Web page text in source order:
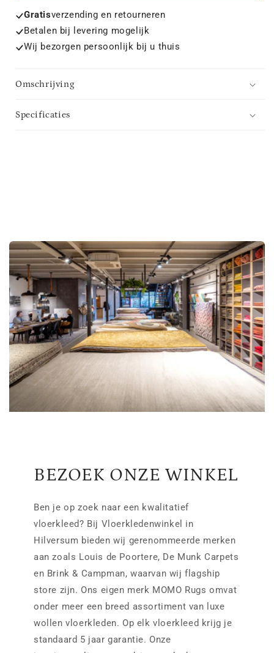
Gratisverzending en retourneren
Betalen bij levering mogelijk
Wij bezorgen persoonlijk bij u thuis
Omschrijving
Specificaties
BEZOEK ONZE WINKEL
Ben je op zoek naar een kwalitatief
vloerkleed? Bij Vloerkledenwinkel in
Hilversum bieden wij gerenommeerde merken
aan zoals Louis de Poortere, De Munk Carpets
en Brink & Campman, waarvan wij flagship
store zijn. Ons eigen merk MOMO Rugs omvat
onder meer een breed assortiment van luxe
wollen vloerkleden. Op elk vloerkleed krijg je
standaard 5 jaar garantie. Onze